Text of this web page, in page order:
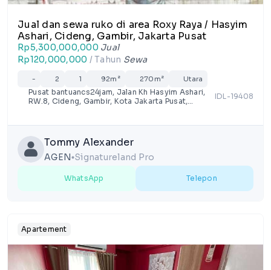
Jual dan sewa ruko di area Roxy Raya / Hasyim
Ashari, Cideng, Gambir, Jakarta Pusat
Rp5,300,000,000 Jual
Rp120,000,000 / Tahun Sewa
- 2 1 92m² 270m² Utara
Pusat bantuancs24jam, Jalan Kh Hasyim Ashari,
RW.8, Cideng, Gambir, Kota Jakarta Pusat,
IDL-19408
Tommy Alexander
AGEN lens Signatureland Pro
WhatsApp Telepon
Apartement